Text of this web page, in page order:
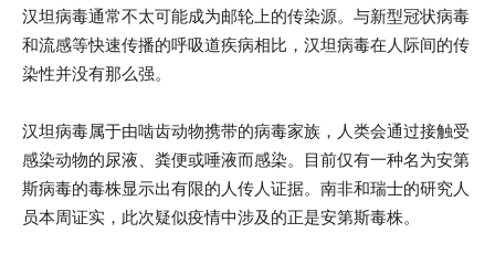
汉坦病毒通常不太可能成为邮轮上的传染源。与新型冠状病毒
和流感等快速传播的呼吸道疾病相比，汉坦病毒在人际间的传
染性并没有那么强。
汉坦病毒属于由啮齿动物携带的病毒家族，人类会通过接触受
感染动物的尿液、粪便或唾液而感染。目前仅有一种名为安第
斯病毒的毒株显示出有限的人传人证据。南非和瑞士的研究人
员本周证实，此次疑似疫情中涉及的正是安第斯毒株。